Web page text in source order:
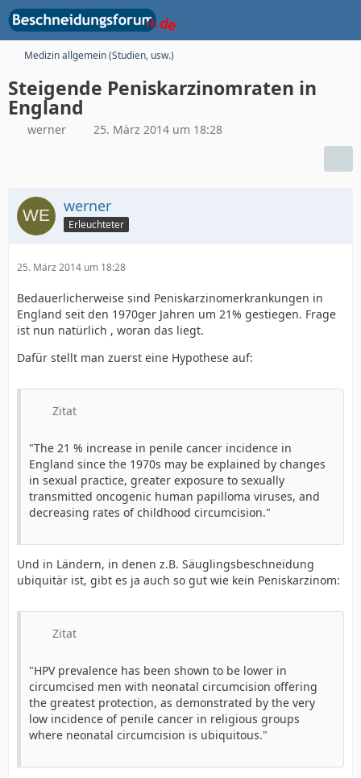
Medizin allgemein (Studien, usw.)
Steigende Peniskarzinomraten in
England
werner 25. März 2014 um 18:28
werner
Erleuchteter
25. März 2014 um 18:28
Bedauerlicherweise sind Peniskarzinomerkrankungen in
England seit den 1970ger Jahren um 21% gestiegen. Frage
ist nun natürlich , woran das liegt.
Dafür stellt man zuerst eine Hypothese auf:
Zitat
"The 21 % increase in penile cancer incidence in
England since the 1970s may be explained by changes
in sexual practice, greater exposure to sexually
transmitted oncogenic human papilloma viruses, and
decreasing rates of childhood circumcision."
Und in Ländern, in denen z.B. Säuglingsbeschneidung
ubiquitär ist, gibt es ja auch so gut wie kein Peniskarzinom:
Zitat
"HPV prevalence has been shown to be lower in
circumcised men with neonatal circumcision offering
the greatest protection, as demonstrated by the very
low incidence of penile cancer in religious groups
where neonatal circumcision is ubiquitous."